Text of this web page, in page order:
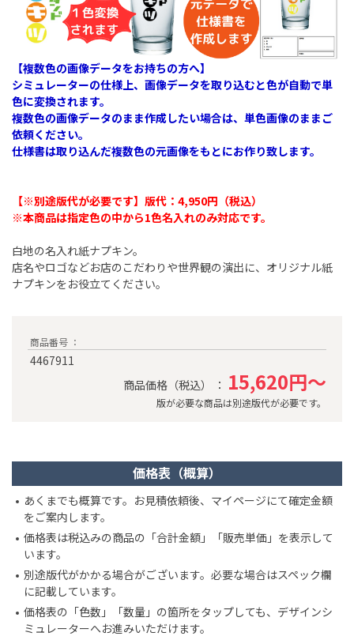
【複数色の画像データをお持ちの方へ】
シミュレーターの仕様上、画像データを取り込むと色が自動で単
色に変換されます。
複数色の画像データのまま作成したい場合は、単色画像のままご
依頼ください。
仕様書は取り込んだ複数色の元画像をもとにお作り致します。
【※別途版代が必要です】版代：4,950円（税込）​
※本商品は指定色の中から1色名入れのみ対応です。
白地の名入れ紙ナプキン。
店名やロゴなどお店のこだわりや世界観の演出に、オリジナル紙
ナプキンをお役立てください。
商品番号 ：
4467911
商品価格（税込） ： 15,620円～
版が必要な商品は別途版代が必要です。
価格表（概算）
あくまでも概算です。お見積依頼後、マイページにて確定金額
をご案内します。
価格表は税込みの商品の「合計金額」「販売単価」を表示して
います。
別途版代がかかる場合がございます。必要な場合はスペック欄
に記載しています。
価格表の「色数」「数量」の箇所をタップしても、デザインシ
ミュレーターへお進みいただけます。